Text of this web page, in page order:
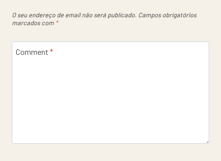
O seu endereço de email não será publicado. Campos obrigatórios
marcados com *
Comment *